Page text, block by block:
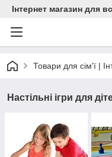
Інтернет магазин для
Товари для сім'ї |
Настільні ігри для